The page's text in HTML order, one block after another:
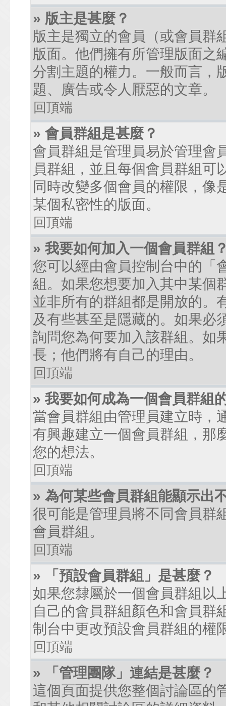
» 版主是甚麼？
版主是獨立的會員（或會員群
版面。他們擁有所管理版面之
分割主題的權力。一般而言，
題、廣告或令人厭惡的文章。
回頂端
» 會員群組是甚麼？
會員群組是管理員易於管理會
員群組，並且每個會員群組可
同時改變多個會員的權限，像
某個私密性的版面。
回頂端
» 我要如何加入一個會員群組
您可以經由會員控制台中的「
組。如果您想要加入其中某個
並非所有的群組都是開放的。
及有些甚至是隱藏的。如果必
詢問您為何要加入該群組。如
長；他們將有自己的理由。
回頂端
» 我要如何成為一個會員群組
當會員群組由管理員建立時，
有興趣建立一個會員群組，那
您的想法。
回頂端
» 為何某些會員群組能顯示出
很可能是管理員將不同會員群
會員群組。
回頂端
» 「預設會員群組」是甚麼？
如果您隸屬於一個會員群組以
自己的會員群組顏色和會員群
制台中更改預設會員群組的權
回頂端
» 「管理團隊」連結是甚麼？
這個頁面提供您整個討論區的